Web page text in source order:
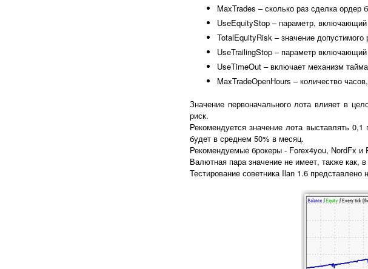
MaxTrades – сколько раз сделка
UseEquityStop – параметр,
TotalEquityRisk – значение допустимого
UseTrailingStop – параметр
UseTimeOut – включает механизм
MaxTradeOpenHours – количество
Значение первоначального лота влияет в
риск.
Рекомендуется значение лота выставлять
будет в среднем 50% в месяц.
Рекомендуемые брокеры - Forex4you, NordFx и
Валютная пара значение не имеет, также как,
Тестирование советника Ilan 1.6 представлено